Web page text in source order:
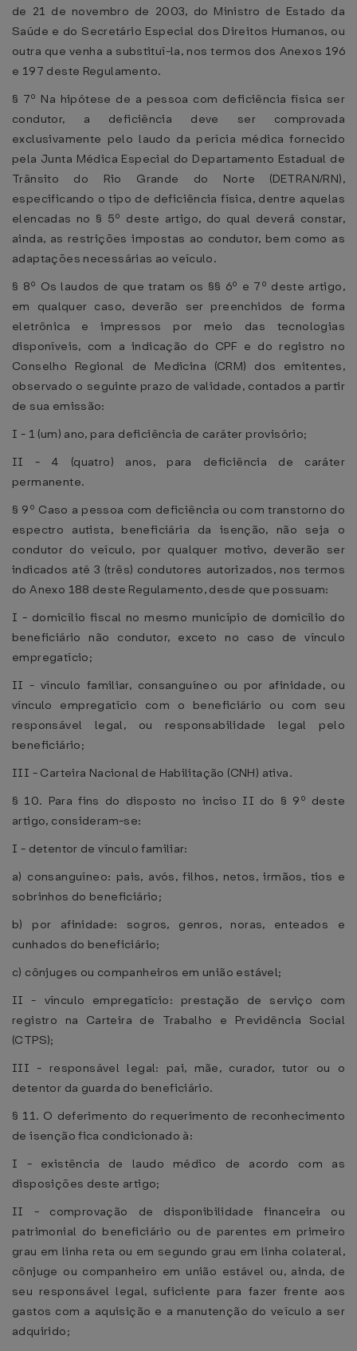
de 21 de novembro de 2003, do Ministro de Estado da
Saúde e do Secretário Especial dos Direitos Humanos, ou
outra que venha a substituí-la, nos termos dos Anexos 196
e 197 deste Regulamento.
§ 7º Na hipótese de a pessoa com deficiência física ser
condutor, a deficiência deve ser comprovada
exclusivamente pelo laudo da perícia médica fornecido
pela Junta Médica Especial do Departamento Estadual de
Trânsito do Rio Grande do Norte (DETRAN/RN),
especificando o tipo de deficiência física, dentre aquelas
elencadas no § 5º deste artigo, do qual deverá constar,
ainda, as restrições impostas ao condutor, bem como as
adaptações necessárias ao veículo.
§ 8º Os laudos de que tratam os §§ 6º e 7º deste artigo,
em qualquer caso, deverão ser preenchidos de forma
eletrônica e impressos por meio das tecnologias
disponíveis, com a indicação do CPF e do registro no
Conselho Regional de Medicina (CRM) dos emitentes,
observado o seguinte prazo de validade, contados a partir
de sua emissão:
I - 1 (um) ano, para deficiência de caráter provisório;
II - 4 (quatro) anos, para deficiência de caráter
permanente.
§ 9º Caso a pessoa com deficiência ou com transtorno do
espectro autista, beneficiária da isenção, não seja o
condutor do veículo, por qualquer motivo, deverão ser
indicados até 3 (três) condutores autorizados, nos termos
do Anexo 188 deste Regulamento, desde que possuam:
I - domicílio fiscal no mesmo município de domicílio do
beneficiário não condutor, exceto no caso de vínculo
empregatício;
II - vínculo familiar, consanguíneo ou por afinidade, ou
vínculo empregatício com o beneficiário ou com seu
responsável legal, ou responsabilidade legal pelo
beneficiário;
III - Carteira Nacional de Habilitação (CNH) ativa.
§ 10. Para fins do disposto no inciso II do § 9º deste
artigo, consideram-se:
I - detentor de vínculo familiar:
a) consanguíneo: pais, avós, filhos, netos, irmãos, tios e
sobrinhos do beneficiário;
b) por afinidade: sogros, genros, noras, enteados e
cunhados do beneficiário;
c) cônjuges ou companheiros em união estável;
II - vínculo empregatício: prestação de serviço com
registro na Carteira de Trabalho e Previdência Social
(CTPS);
III - responsável legal: pai, mãe, curador, tutor ou o
detentor da guarda do beneficiário.
§ 11. O deferimento do requerimento de reconhecimento
de isenção fica condicionado à:
I - existência de laudo médico de acordo com as
disposições deste artigo;
II - comprovação de disponibilidade financeira ou
patrimonial do beneficiário ou de parentes em primeiro
grau em linha reta ou em segundo grau em linha colateral,
cônjuge ou companheiro em união estável ou, ainda, de
seu responsável legal, suficiente para fazer frente aos
gastos com a aquisição e a manutenção do veículo a ser
adquirido;